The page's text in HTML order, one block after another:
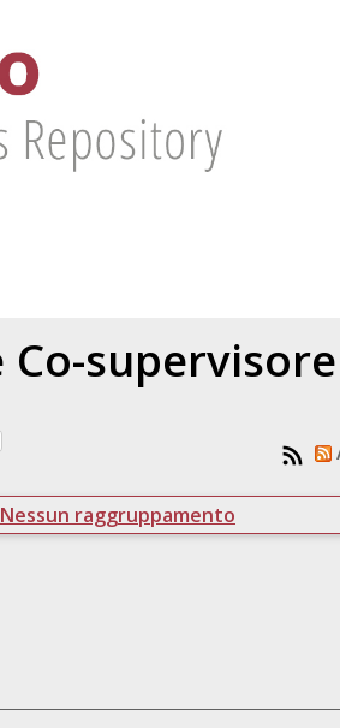
supervisore
Nessun raggruppamento